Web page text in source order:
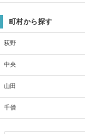
町村から探す
荻野
中央
山田
千僧